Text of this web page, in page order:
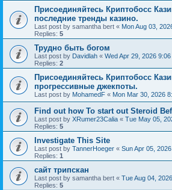
Присоединяйтесь Криптобосс
последние тренды казино.
Last post by samantha bert « Mon Aug 03,
Replies: 5
Трудно быть богом
Last post by Davidlah « Wed Apr 29, 2026 9:06
Replies: 2
Присоединяйтесь Криптобосс
прогрессивные джекпоты.
Last post by MohamedF « Mon Mar 30, 2026
Find out how To start out Steroid
Last post by XRumer23Calia « Tue May 05,
Replies: 5
Investigate This Site
Last post by TannerHoeger « Sun Apr 05,
Replies: 1
сайт трипскан
Last post by samantha bert « Tue Aug 04,
Replies: 5